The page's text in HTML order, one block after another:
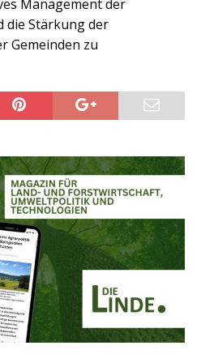
Management der
die Stärkung der
Gemeinden zu